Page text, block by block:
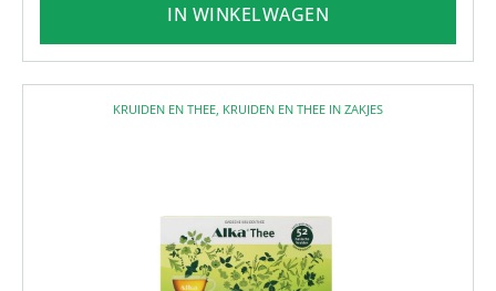
IN WINKELWAGEN
KRUIDEN EN THEE KRUIDEN EN THEE IN ZAKJES